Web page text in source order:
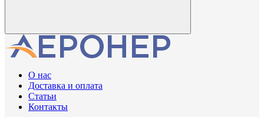
О нас
Доставка и оплата
Статьи
Контакты